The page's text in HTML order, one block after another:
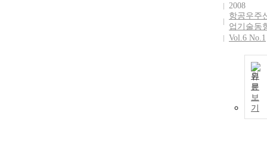
2008
항공우주
업기술동
Vol.6 No.1
원
문
보
기